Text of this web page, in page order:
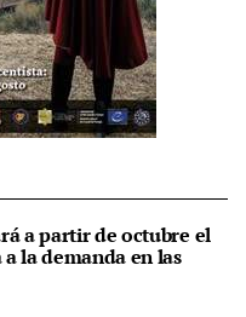
a partir de octubre el
la demanda en las